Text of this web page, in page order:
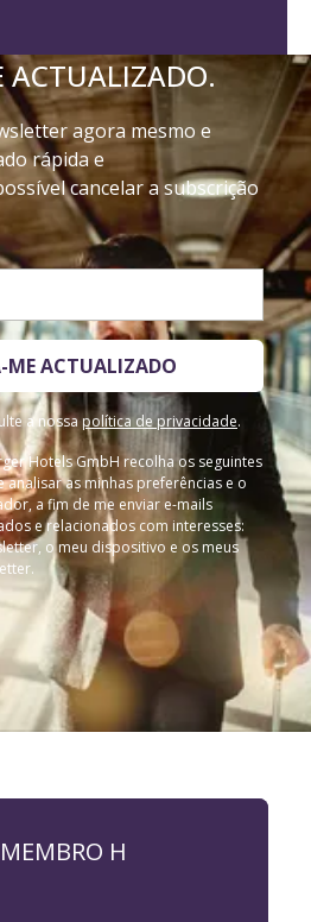
ACTUALIZADO.
agora mesmo e
rápida e
cancelar a subscrição
ACTUALIZADO
a nossapolítica de privacidade.
Hotels GmbH recolha os seguintes
as minhas preferências e o
a fim de me enviar e-mails
e relacionados com interesses:
o meu dispositivo e os meus
H